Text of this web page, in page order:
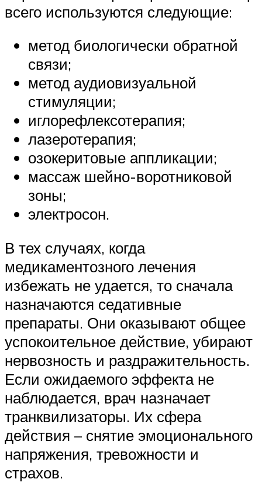
всего используются следующие:
метод биологически обратной
связи;
метод аудиовизуальной
стимуляции;
иглорефлексотерапия;
лазеротерапия;
озокеритовые аппликации;
массаж шейно-воротниковой
зоны;
электросон.
В тех случаях, когда
медикаментозного лечения
избежать не удается, то сначала
назначаются седативные
препараты. Они оказывают общее
успокоительное действие, убирают
нервозность и раздражительность.
Если ожидаемого эффекта не
наблюдается, врач назначает
транквилизаторы. Их сфера
действия – снятие эмоционального
напряжения, тревожности и
страхов.